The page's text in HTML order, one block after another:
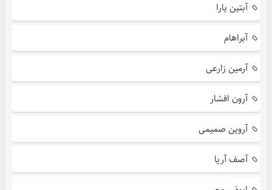
آبتین یارا
آبراهام
آرمین زارعی
آرون افشار
آروین صمیمی
آصف آریا